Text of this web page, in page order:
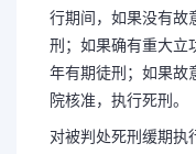
行期间，如果没有故
刑；如果确有重大立
年有期徒刑；如果故
院核准，执行死刑。
对被判处死刑缓期执